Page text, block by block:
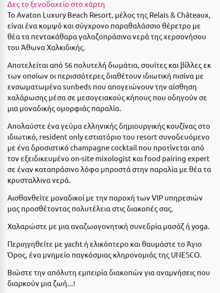
Δ
Δελφοί
Διακοπτό
Ε
Ελάτη Αρκαδίας
Ελούντα Κρήτης
Ερέτρια
Ερμιόνη
Ευρυτανία
Ζαγοροχώρια
Ζάκυνθος
Δες το ξενοδοχείο στο χάρτη
Το Avaton Luxury Beach Resort, μέλος της Relais & Châteaux,
είναι ένα κομψό και σύγχρονο παραθαλάσσιο θέρετρο με
θέα τα πεντακάθαρα γαλαζοπράσινα νερά της χερσονήσου
του Άθωνα Χαλκιδικής.
Αποτελείται από 56 πολυτελή δωμάτια, σουίτες και βίλλες εκ
των οποίων οι περισσότερες διαθέτουν ιδιωτική πισίνα με
ενσωματωμένα sunbeds που απογειώνουν την αίσθηση
χαλάρωσης μέσα σε μεσογειακούς κήπους που οδηγούν σε
μια μοναδικής ομορφιάς παραλία.
Απολαύστε ένα γεύμα ελληνικής δημιουργικής κουζίνας στο
ιδιωτικό, resident only εστιατόριο του resort συνοδευόμενο
με ένα δροσιστικό champagne cocktail που προτίνεται από
τον εξειδικευμένο on-site mixologist και food pairing expert
σε έναν καταπράσινο λόφο μπροστά στην παραλία με θέα τα
κρυσταλλινα νερά.
Αισθανθείτε μοναδικοί με την παροχή των VIP υπηρεσιών
μας προσθέτοντας πολυτέλεια στις διακοπές σας.
Χαλαρώστε με μια αναζωογονητική συνεδρία μασάζ ή yoga.
Περιηγηθείτε με yacht ή ελικόπτερο και θαυμάστε το Άγιο
Όρος, ένα μνημείο παγκόσμιας κληρονομιάς της UNESCO.
Βιώστε την απόλυτη εμπειρία διακοπών για αναμνήσεις που
διαρκούν μια ζωή...!